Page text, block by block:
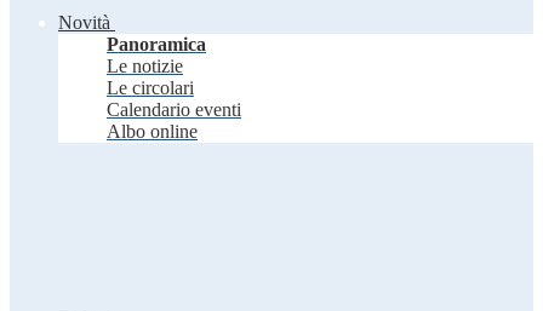
Novità
Panoramica
Le notizie
Le circolari
Calendario eventi
Albo online